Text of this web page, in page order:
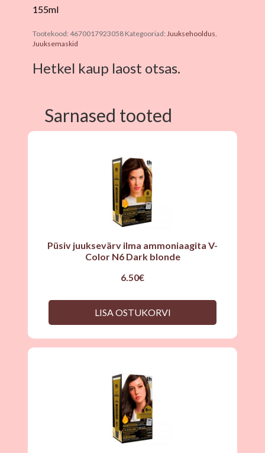
155ml
Tootekood: 4670017923058 Kategooriad: Juuksehooldus,
Juuksemaskid
Hetkel kaup laost otsas.
Sarnased tooted
Püsiv juuksevärv ilma ammoniaagita V-
Color N6 Dark blonde
6.50€
LISA OSTUKORVI